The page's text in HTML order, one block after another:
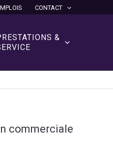
CONTACT
&
commerciale